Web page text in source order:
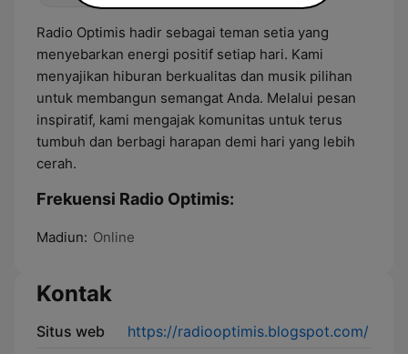
Radio Optimis hadir sebagai teman setia yang
menyebarkan energi positif setiap hari. Kami
menyajikan hiburan berkualitas dan musik pilihan
untuk membangun semangat Anda. Melalui pesan
inspiratif, kami mengajak komunitas untuk terus
tumbuh dan berbagi harapan demi hari yang lebih
cerah.
Frekuensi Radio Optimis:
Madiun: Online
Kontak
Situs web
https://radiooptimis.blogspot.com/